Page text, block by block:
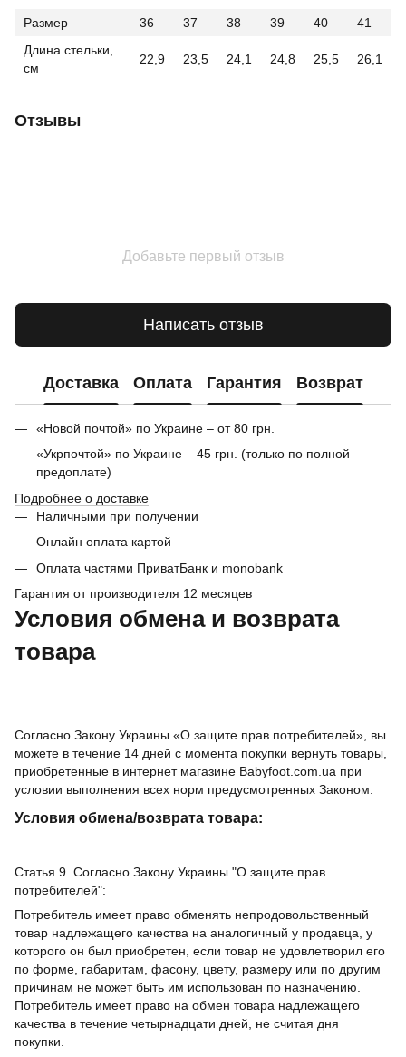
Размер 36 37 38 39 40
41
Длина стельки,
см
22,9 23,5 24,1 24,8 25,5 26,1
Отзывы
Добавьте первый отзыв
Написать отзыв
Доставка Оплата Гарантия Возврат
«Новой почтой» по Украине – от 80 грн.
«Укрпочтой» по Украине – 45 грн. (только по полной
предоплате)
Подробнее о доставке
Наличными при получении
Онлайн оплата картой
Оплата частями ПриватБанк и monobank
Гарантия от производителя 12 месяцев
Условия обмена и возврата
товара
Согласно Закону Украины «О защите прав потребителей», вы
можете в течение 14 дней с момента покупки вернуть товары,
приобретенные в интернет магазине Babyfoot.com.ua при
условии выполнения всех норм предусмотренных Законом.
Условия обмена/возврата товара:
Статья 9. Согласно Закону Украины "О защите прав
потребителей":
Потребитель имеет право обменять непродовольственный
товар надлежащего качества на аналогичный у продавца, у
которого он был приобретен, если товар не удовлетворил его
по форме, габаритам, фасону, цвету, размеру или по другим
причинам не может быть им использован по назначению.
Потребитель имеет право на обмен товара надлежащего
качества в течение четырнадцати дней, не считая дня
покупки.